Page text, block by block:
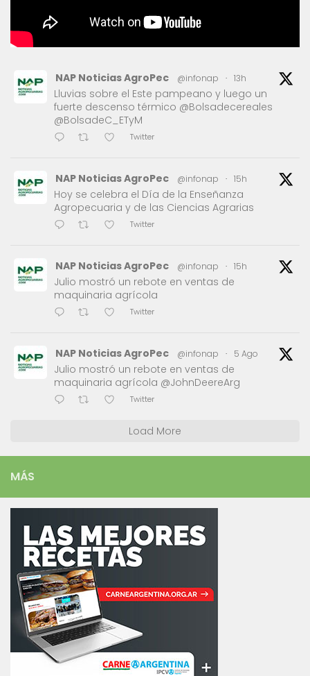
NAP Noticias AgroPec @infonap · 13h
Lluvias sobre el Este pampeano y luego un
fuerte descenso térmico @Bolsadecereales
@BolsadeC_ETyM
Twitter
NAP Noticias AgroPec @infonap · 15h
Hoy se celebra el Día de la Enseñanza
Agropecuaria y de las Ciencias Agrarias
Twitter
NAP Noticias AgroPec @infonap · 15h
Julio mostró un rebote en ventas de
maquinaria agrícola
Twitter
NAP Noticias AgroPec @infonap · 5 Ago
Julio mostró un rebote en ventas de
maquinaria agrícola @JohnDeereArg
Twitter
Load More
MÁS